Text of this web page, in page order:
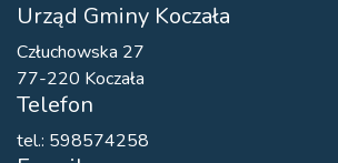
Urząd Gminy Koczała
Człuchowska 27
77-220 Koczała
Telefon
tel.: 598574258